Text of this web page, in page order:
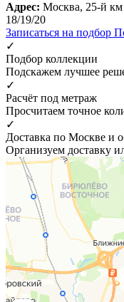
Адрес: Москва, 25-й
18/19/20
Записаться на подбор
✓
Подбор коллекции
Подскажем лучшее
✓
Расчёт под метраж
Просчитаем точное
✓
Доставка по Москве и
Организуем доставку